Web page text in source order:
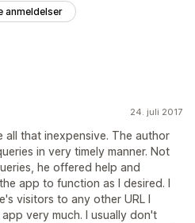
anmeldelser
24. juli 2017
that inexpensive. The author
in very timely manner. Not
he offered help and
app to function as I desired. I
visitors to any other URL I
very much. I usually don't